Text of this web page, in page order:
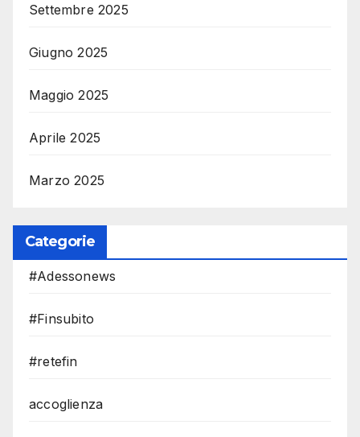
Settembre 2025
Giugno 2025
Maggio 2025
Aprile 2025
Marzo 2025
Categorie
#Adessonews
#Finsubito
#retefin
accoglienza